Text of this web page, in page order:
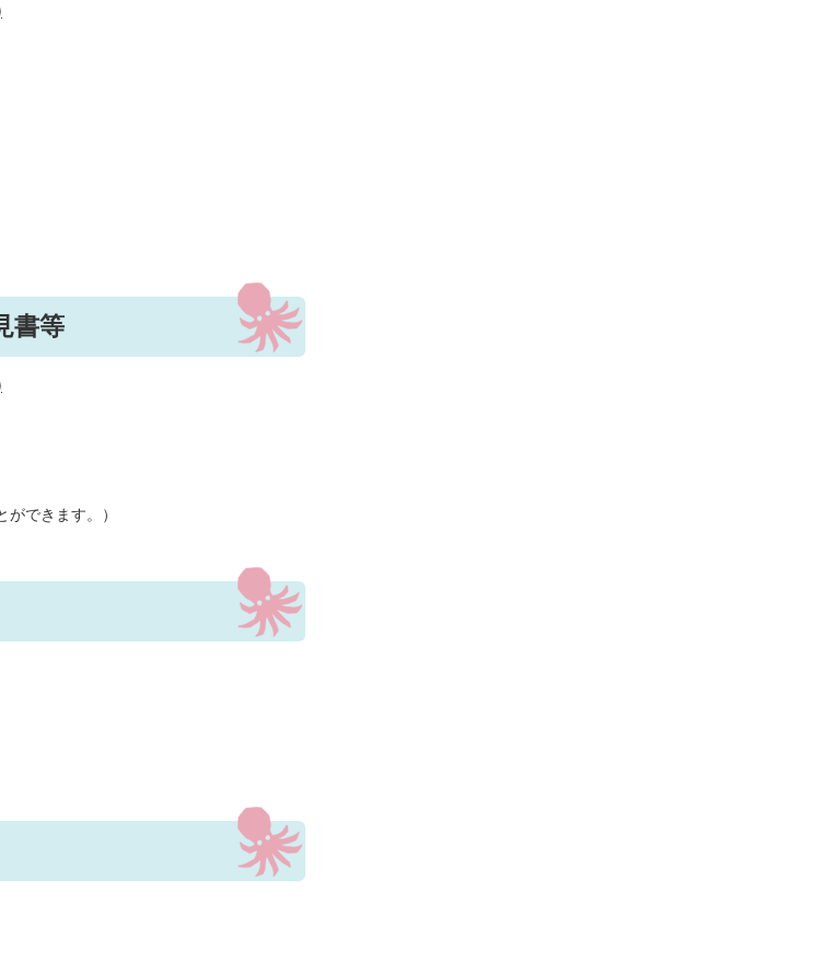
書等
できます。）